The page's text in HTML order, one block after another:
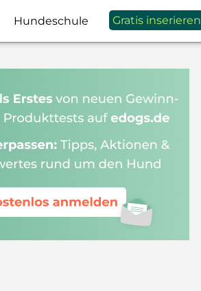
Hundeschule Gratis inserieren